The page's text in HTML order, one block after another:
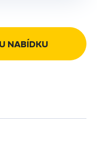
NABÍDKU